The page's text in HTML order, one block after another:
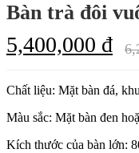
Bàn trà đôi
5,400,000 đ
Chất liệu: Mặt bàn đá,
Màu sắc: Mặt bàn đen
Kích thước của bàn lớn: